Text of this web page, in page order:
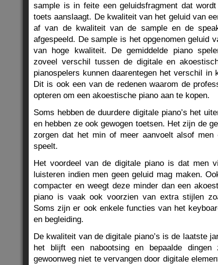
sample is in feite een geluidsfragment dat
toets aanslaagt. De kwaliteit van het geluid van
af van de kwaliteit van de sample en de
afgespeeld. De sample is het opgenomen geluid
van hoge kwaliteit. De gemiddelde piano
zoveel verschil tussen de digitale en
pianospelers kunnen daarentegen het verschil in
Dit is ook een van de redenen waarom de
opteren om een akoestische piano aan te kopen.
Soms hebben de duurdere digitale piano’s het
en hebben ze ook gewogen toetsen. Het zijn de
zorgen dat het min of meer aanvoelt alsof men
speelt.
Het voordeel van de digitale piano is dat men
luisteren indien men geen geluid mag maken.
compacter en weegt deze minder dan een
piano is vaak ook voorzien van extra stijlen
Soms zijn er ook enkele functies van het
en begleiding.
De kwaliteit van de digitale piano’s is de laatste
het blijft een nabootsing en bepaalde
gewoonweg niet te vervangen door digitale